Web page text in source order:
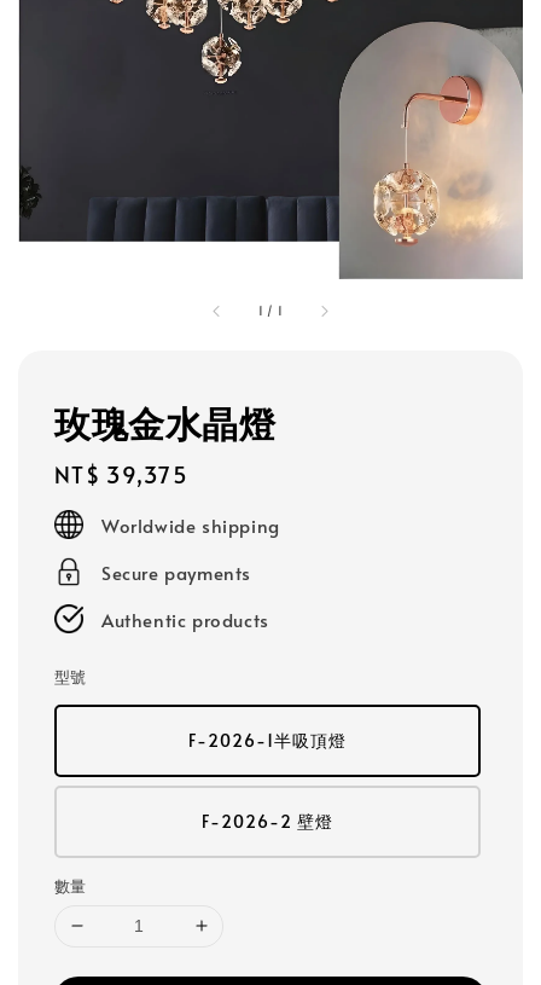
1 / 1
玫瑰金水晶燈
Regular
price
NT$ 39,375
Worldwide shipping
Secure payments
Authentic products
型號
F-2026-1半吸頂燈
F-2026-2 壁燈
數量